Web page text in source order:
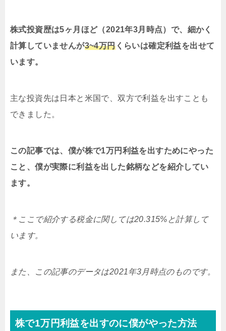
株式投資歴は5ヶ月ほど（2021年3月時点）で、細かく
計算していませんが3~4万円くらいは確定利益を出せて
います。
主な投資先は日本と米国で、双方で利益を出すことも
できました。
この記事では、僕が株で1万円利益を出すためにやった
こと、僕が実際に利益を出した銘柄などを紹介してい
ます。
＊ここで紹介する税金に関しては20.315%と計算して
います。
また、この記事のデータは2021年3月時点のものです。
株で1万円利益を出すのに僕がやった方法